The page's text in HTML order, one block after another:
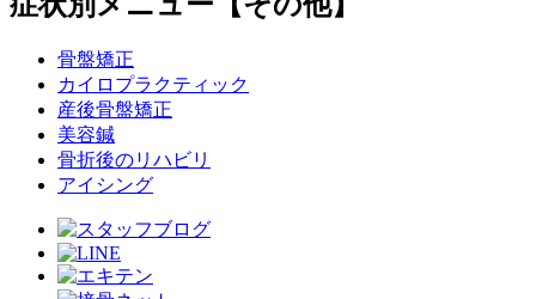
骨盤矯正
カイロプラクティック
産後骨盤矯正
美容鍼
骨折後のリハビリ
アイシング